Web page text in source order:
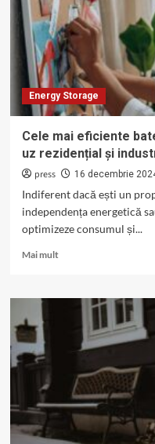
pentru
instalarea
unui
sistem
Energy Storage
Cele mai eficiente
uz rezidențial și
press 16 decembrie
Indiferent dacă ești un
independența energetică
optimizeze consumul și...
Mai multRead
Cele
eficiente
baterii
energy
storage
pentru
uz
rezidențial